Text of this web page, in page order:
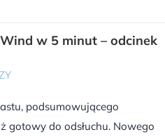
w 5 minut – odcinek
podsumowującego
gotowy do odsłuchu. Nowego